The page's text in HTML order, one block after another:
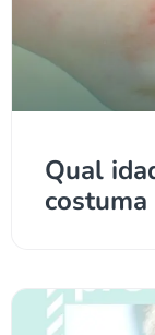
Qual
costuma